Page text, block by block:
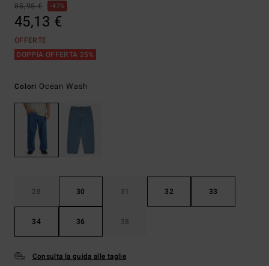
85,95 €
47%
45,13 €
OFFERTE
DOPPIA OFFERTA 25%
Colori Ocean Wash
28 30 31 32 33
34 36 38
Consulta la guida alle taglie